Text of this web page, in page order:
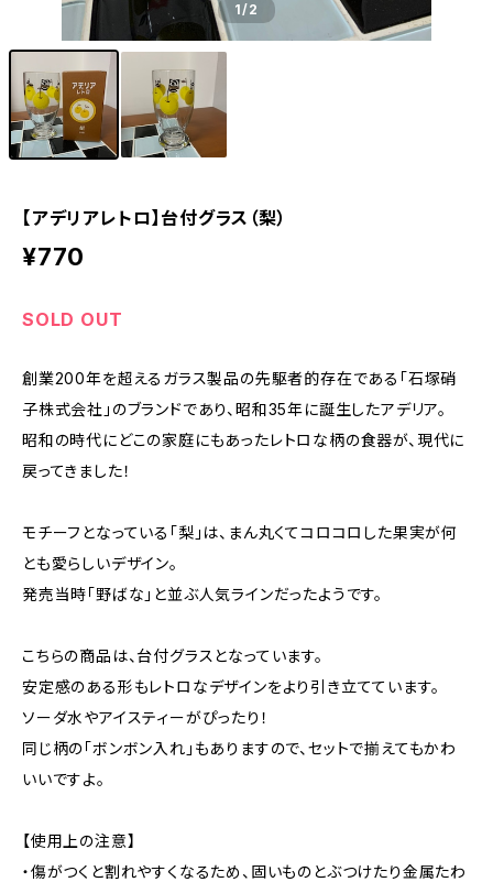
1/2
【アデリアレトロ】台付グラス（梨）
¥770
SOLD OUT
創業200年を超えるガラス製品の先駆者的存在である「石塚硝
子株式会社」のブランドであり、昭和35年に誕生したアデリア。
昭和の時代にどこの家庭にもあったレトロな柄の食器が、現代に
戻ってきました！
モチーフとなっている「梨」は、まん丸くてコロコロした果実が何
とも愛らしいデザイン。
発売当時「野ばな」と並ぶ人気ラインだったようです。
こちらの商品は、台付グラスとなっています。
安定感のある形もレトロなデザインをより引き立てています。
ソーダ水やアイスティーがぴったり！
同じ柄の「ボンボン入れ」もありますので、セットで揃えてもかわ
いいですよ。
【使用上の注意】
・傷がつくと割れやすくなるため、固いものとぶつけたり金属たわ